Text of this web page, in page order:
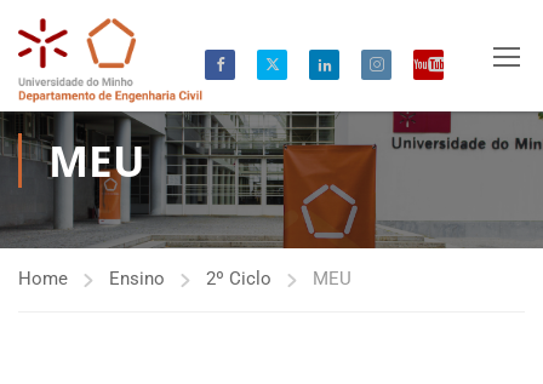
MEU
Home Ensino 2º Ciclo MEU